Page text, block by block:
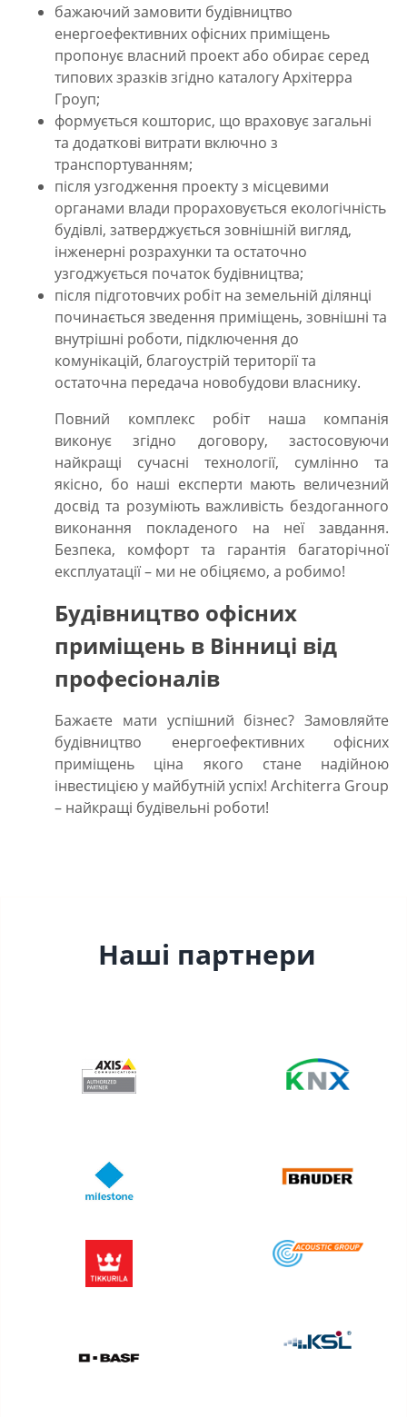
бажаючий замовити будівництво
енергоефективних офісних приміщень
пропонує власний проект або обирає серед
типових зразків згідно каталогу Архітерра
Гроуп;
формується кошторис, що враховує загальні
та додаткові витрати включно з
транспортуванням;
після узгодження проекту з місцевими
органами влади прораховується екологічність
будівлі, затверджується зовнішній вигляд,
інженерні розрахунки та остаточно
узгоджується початок будівництва;
після підготовчих робіт на земельній ділянці
починається зведення приміщень, зовнішні та
внутрішні роботи, підключення до
комунікацій, благоустрій території та
остаточна передача новобудови власнику.
Повний комплекс робіт наша компанія
виконує згідно договору, застосовуючи
найкращі сучасні технології, сумлінно та
якісно, бо наші експерти мають величезний
досвід та розуміють важливість бездоганного
виконання покладеного на неї завдання.
Безпека, комфорт та гарантія багаторічної
експлуатації – ми не обіцяємо, а робимо!
Будівництво офісних
приміщень в Вінниці від
професіоналів
Бажаєте мати успішний бізнес? Замовляйте
будівництво енергоефективних офісних
приміщень ціна якого стане надійною
інвестицією у майбутній успіх! Architerra Group
– найкращі будівельні роботи!
Наші партнери